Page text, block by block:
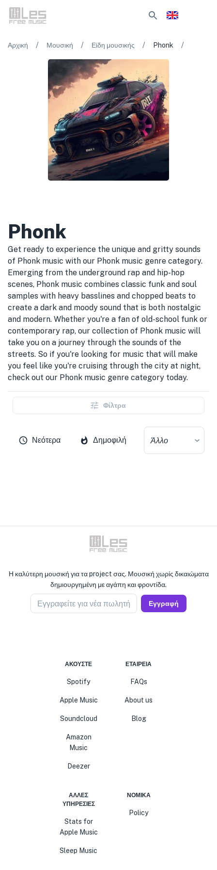
Αρχική / Μουσική / Είδη μουσικής / Phonk /
Phonk
Get ready to experience the unique and gritty sounds
of Phonk music with our Phonk music genre category.
Emerging from the underground rap and hip-hop
scenes, Phonk music combines classic funk and soul
samples with heavy basslines and chopped beats to
create a dark and moody sound that is both nostalgic
and modern. Whether you're a fan of old-school funk or
contemporary rap, our collection of Phonk music will
take you on a journey through the sounds of the
streets. So if you're looking for music that will make
you feel like you're cruising through the city at night,
check out our Phonk music genre category today.
Φίλτρα
Νεότερα Δημοφιλή Άλλο
Η καλύτερη μουσική για τα project σας. Μουσική χωρίς δικαιώματα
δημιουργημένη με αγάπη και φροντίδα.
Εγγραφείτε για νέα πωλητή Εγγραφή
ΑΚΟΎΣΤΕ
Spotify
Apple Music
Soundcloud
Amazon
Music
Deezer
ΕΤΑΙΡΕΊΑ
FAQs
About us
Blog
ΆΛΛΕΣ
ΥΠΗΡΕΣΊΕΣ
Stats for
Apple Music
Sleep Music
ΝΟΜΙΚΆ
Policy